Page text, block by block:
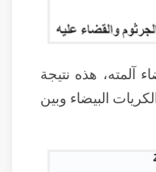
آلمته، هذه نتيجة
البيضاء وبين